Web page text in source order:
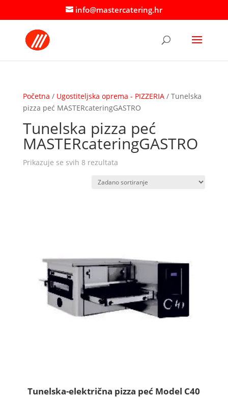
info@mastercatering.hr
Početna / Ugostiteljska oprema - PIZZERIA/ Tunelska
pizza peć MASTERcateringGASTRO
Tunelska pizza peć
MASTERcateringGASTRO
Prikazuje se svih 8 rezultata
Tunelska-električna pizza peć Model C40